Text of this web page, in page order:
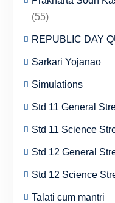
(55)
REPUBLIC DAY
Sarkari Yojanao
Simulations
Std 11 General
Std 11 Science
Std 12 General
Std 12 Science
Talati cum mantri